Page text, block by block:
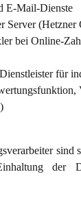
E-Mail-Dienste
Server
bei Online-
für
sind
der